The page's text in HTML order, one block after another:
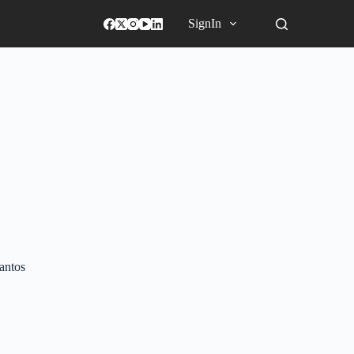
SignIn